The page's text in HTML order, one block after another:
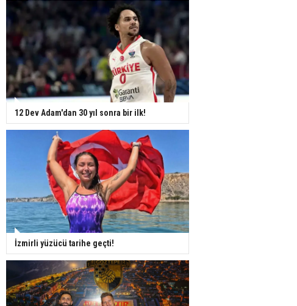
12 Dev Adam'dan 30 yıl sonra bir ilk!
İzmirli yüzücü tarihe geçti!